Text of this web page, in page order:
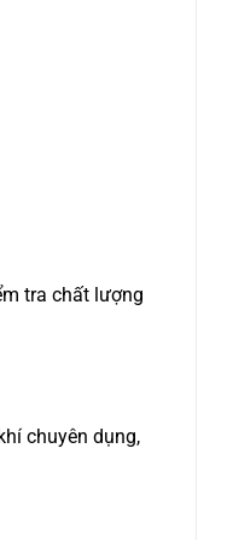
tra chất lượng
chuyên dụng,